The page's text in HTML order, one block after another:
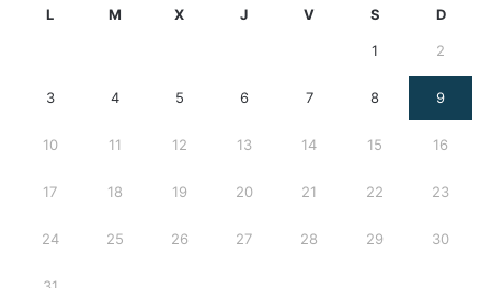
L M X J V S D
1 2
3 4 5 6 7 8 9
10 11 12 13 14 15 16
17 18 19 20 21 22 23
24 25 26 27 28 29 30